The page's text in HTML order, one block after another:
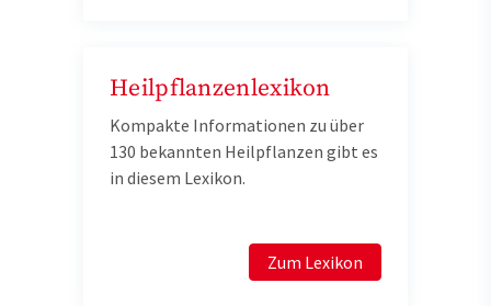
Heilpflanzenlexikon
Kompakte Informationen zu über
130 bekannten Heilpflanzen gibt es
in diesem Lexikon.
Zum Lexikon